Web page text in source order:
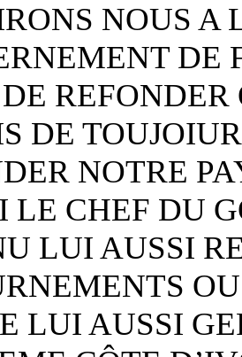
NOUS A
DE
DE
DE
NOTRE
LE CHEF DU
LUI AUSSI
LUI AUSSI